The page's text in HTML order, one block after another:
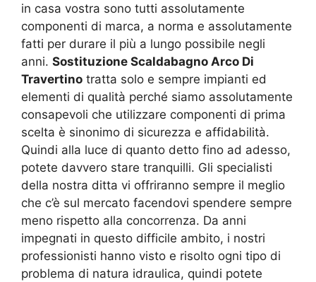
in casa vostra sono tutti assolutamente
componenti di marca, a norma e assolutamente
fatti per durare il più a lungo possibile negli
anni. Sostituzione Scaldabagno Arco Di
Travertino tratta solo e sempre impianti ed
elementi di qualità perché siamo assolutamente
consapevoli che utilizzare componenti di prima
scelta è sinonimo di sicurezza e affidabilità.
Quindi alla luce di quanto detto fino ad adesso,
potete davvero stare tranquilli. Gli specialisti
della nostra ditta vi offriranno sempre il meglio
che c’è sul mercato facendovi spendere sempre
meno rispetto alla concorrenza. Da anni
impegnati in questo difficile ambito, i nostri
professionisti hanno visto e risolto ogni tipo di
problema di natura idraulica, quindi potete